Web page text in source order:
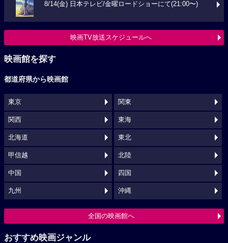
8/14(金) 日本テレビ/金曜ロードショーにて(21:00〜)
映画TV放送スケジュールへ
映画館を探す
都道府県から映画館
東京 関東
関西 東海
北海道 東北
甲信越 北陸
中国 四国
九州 沖縄
全国の映画館へ
おすすめ映画ジャンル